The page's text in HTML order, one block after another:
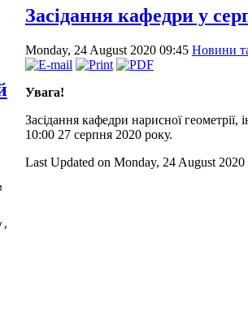
Засідання кафедри у
Monday, 24 August 2020 09:45 Новини
Увага!
Засідання кафедри нарисної геометрії,
10:00 27 серпня 2020 року.
Last Updated on Monday, 24 August 2020